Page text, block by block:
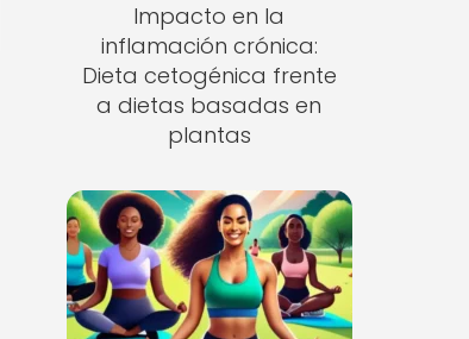
Impacto en la
inflamación crónica:
Dieta cetogénica frente
a dietas basadas en
plantas